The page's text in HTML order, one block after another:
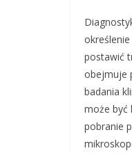
postawić
obejmuje
badania
może być
pobranie